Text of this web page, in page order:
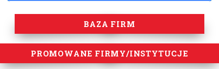
BAZA FIRM
PROMOWANE FIRMY/INSTYTUCJE